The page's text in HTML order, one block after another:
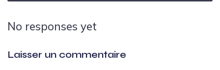
No responses yet
Laisser un commentaire